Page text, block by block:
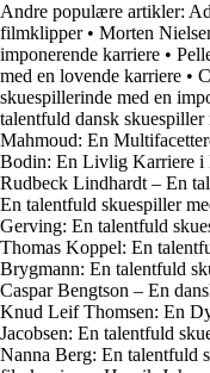
Andre populære artikler:
filmklipper• Morten
imponerende karriere •
med en lovende karriere •
skuespillerinde med en
talentfuld dansk
Mahmoud: En
Bodin: En Livlig Karriere i
Rudbeck Lindhardt – En
En talentfuld skuespiller
Gerving: En talentfuld
Thomas Koppel: En
Brygmann: En talentfuld
Caspar Bengtson – En
Knud Leif Thomsen: En
Jacobsen: En talentfuld
Nanna Berg: En talentfuld